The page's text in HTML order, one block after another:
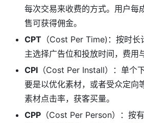
每次交易来收费的方式。用户每
售可获得佣金。
CPT （Cost Per Time)：按时
主选择广告位和投放时间，费用
CPI （Cost Per Install）：单个
要是以优化素材，或者受众定向
素材点击率，获客买量。
CPP （Cost Per Person）：按